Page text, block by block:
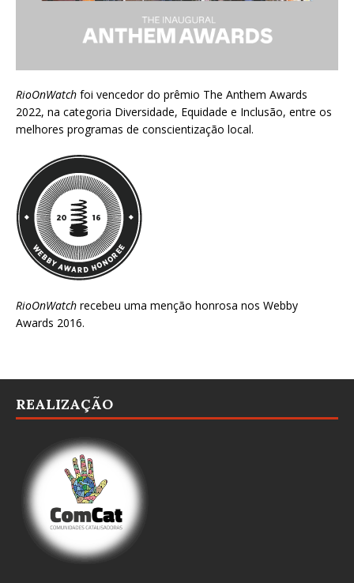
RioOnWatch foi vencedor do prêmio The Anthem Awards
2022, na categoria Diversidade, Equidade e Inclusão, entre os
melhores programas de conscientização local.
RioOnWatch recebeu uma menção honrosa nos Webby
Awards 2016.
REALIZAÇÃO